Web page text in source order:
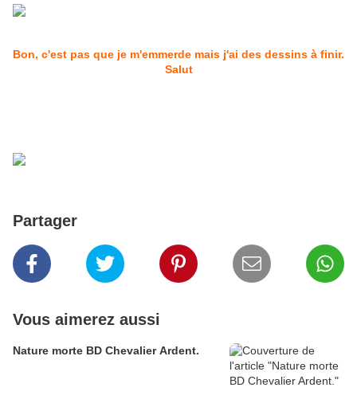
Bon, c'est pas que je m'emmerde mais j'ai des dessins à finir.
Salut
Partager
Vous aimerez aussi
Nature morte BD Chevalier Ardent.